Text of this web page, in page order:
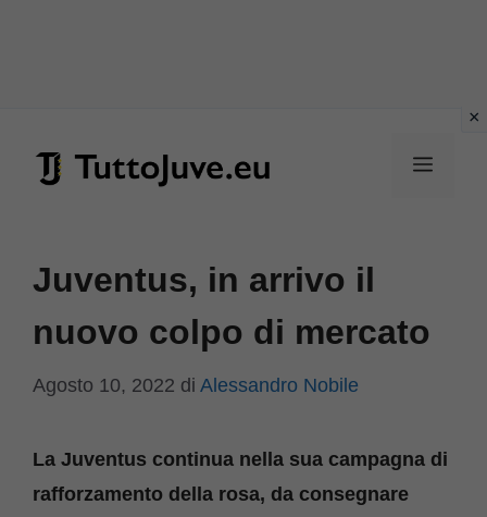
Menu
Juventus, in arrivo il
nuovo colpo di mercato
Agosto 10, 2022 di Alessandro Nobile
La Juventus continua nella sua campagna di
rafforzamento della rosa, da consegnare